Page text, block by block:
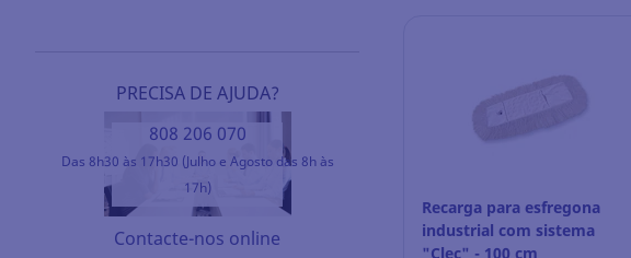
PRECISA DE AJUDA?
808 206 070
Das 8h30 às 17h30 (Julho e Agosto das 8h às
17h)
Contacte-nos online
Recarga para esfregona
industrial com sistema
"Clec" - 100 cm